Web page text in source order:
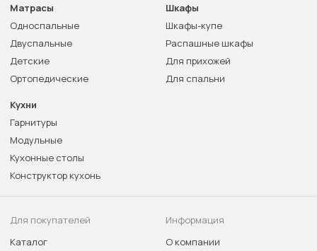
Матрасы
Односпальные
Двуспальные
Детские
Ортопедические
Шкафы
Шкафы-купе
Распашные шкафы
Для прихожей
Для спальни
Кухни
Гарнитуры
Модульные
Кухонные столы
Конструктор кухонь
Для покупателей
Каталог
Информация
О компании